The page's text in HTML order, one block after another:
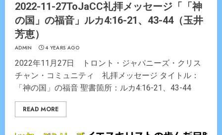
2022-11-27ToJaCC礼拝メッセージ「「神
の国」の福音」ルカ4:16-21、43-44（玉井
芳恵）
ADMIN 4 YEARS AGO
2022年11月27日 トロント・ジャパニーズ・クリス
チャン・コミュニティ 礼拝メッセージ タイトル：
「神の国」の福音 聖書箇所：ルカ4:16-21、43-44
READ MORE